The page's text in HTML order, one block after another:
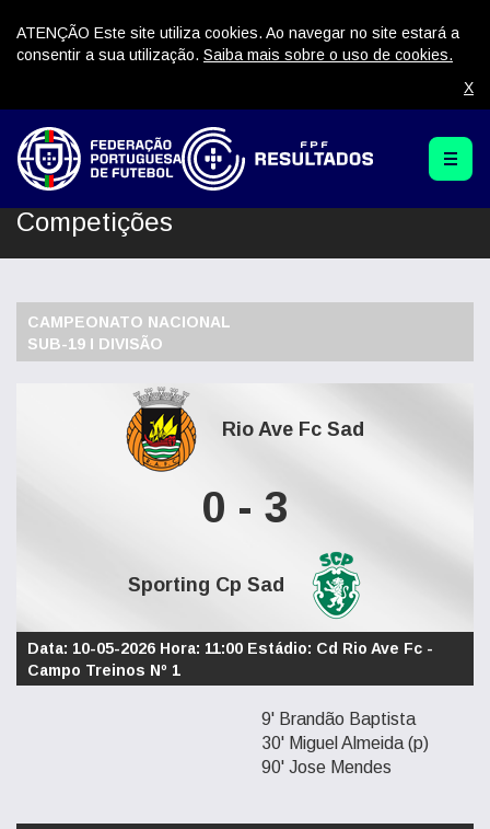
ATENÇÃO Este site utiliza cookies. Ao navegar no site estará a
consentir a sua utilização. Saiba mais sobre o uso de cookies.
X
Competições
CAMPEONATO NACIONAL
SUB-19 I DIVISÃO
Rio Ave Fc Sad
0 - 3
Sporting Cp Sad
Data: 10-05-2026 Hora: 11:00 Estádio: Cd Rio Ave Fc -
Campo Treinos Nº 1
9' Brandão Baptista
30' Miguel Almeida (p)
90' Jose Mendes